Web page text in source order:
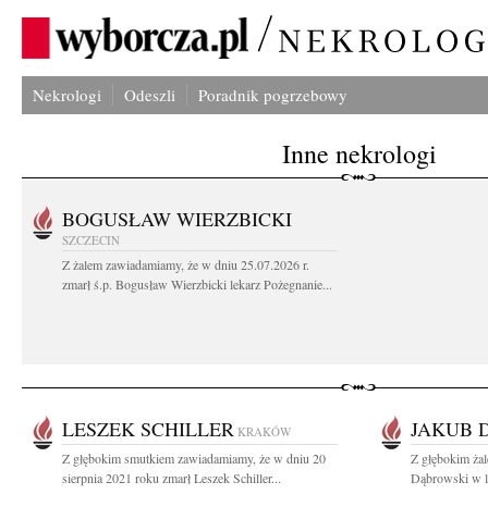
Nekrologi Odeszli Poradnik pogrzebowy
Inne nekrologi
BOGUSŁAW WIERZBICKI
SZCZECIN
Z żalem zawiadamiamy, że w dniu 25.07.2026 r.
zmarł ś.p. Bogusław Wierzbicki lekarz Pożegnanie...
LESZEK SCHILLER KRAKÓW
Z głębokim smutkiem zawiadamiamy, że w dniu 20
sierpnia 2021 roku zmarł Leszek Schiller...
JAKUB
Z głębokim
Dąbrowski w